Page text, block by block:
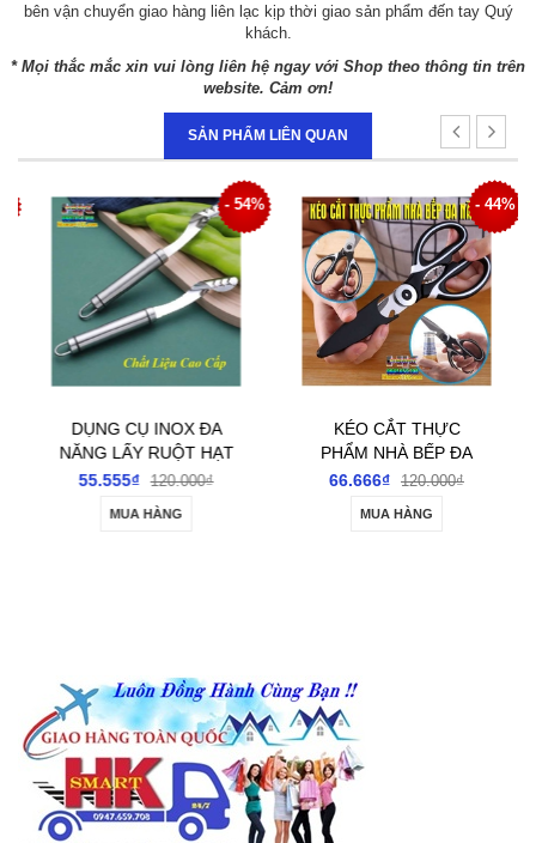
bên vận chuyển giao hàng liên lạc kịp thời giao sản phẩm đến tay Quý
khách.
* Mọi thắc mắc xin vui lòng liên hệ ngay với Shop theo thông tin trên
website. Cảm ơn!
SẢN PHẨM LIÊN QUAN
- 54%
DỤNG CỤ INOX ĐA
NĂNG LẤY RUỘT HẠT
TRÁI CÂY NHANH
55.555₫ 120.000₫
MUA HÀNG
- 44%
KÉO CẮT THỰC
PHẨM NHÀ BẾP ĐA
NĂNG TIỆN DỤNG
66.666₫ 120.000₫
MUA HÀNG